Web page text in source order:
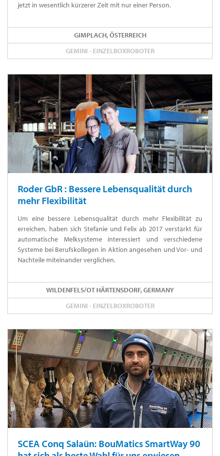
jetzt in wesentlich kürzerer Zeit mit nur einer Person.
GIMPLACH, ÖSTERREICH
GEMINI - EINZELBOXROBOTER
Roder GbR : Bessere Lebensqualität durch
mehr Flexibilität
Um eine bessere Lebensqualität durch mehr Flexibilität zu
erreichen, haben sich Stefanie und Felix ab 2017 verstärkt für
automatische Melksysteme interessiert und verschiedene
Systeme bei Berufskollegen in Aktion angesehen und Vor- und
Nachteile miteinander verglichen.
WILDENFELS/OT HÄRTENSDORF, GERMANY
GEMINI - EINZELBOXROBOTER
SCEA Conq Salaün: BouMatics SmartWay 90